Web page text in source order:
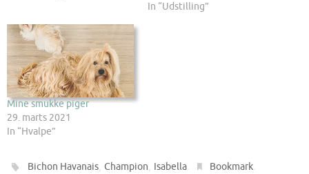
In “Udstilling”
Mine smukke piger
29. marts 2021
In “Hvalpe”
Bichon Havanais,Champion, Isabella Bookmark